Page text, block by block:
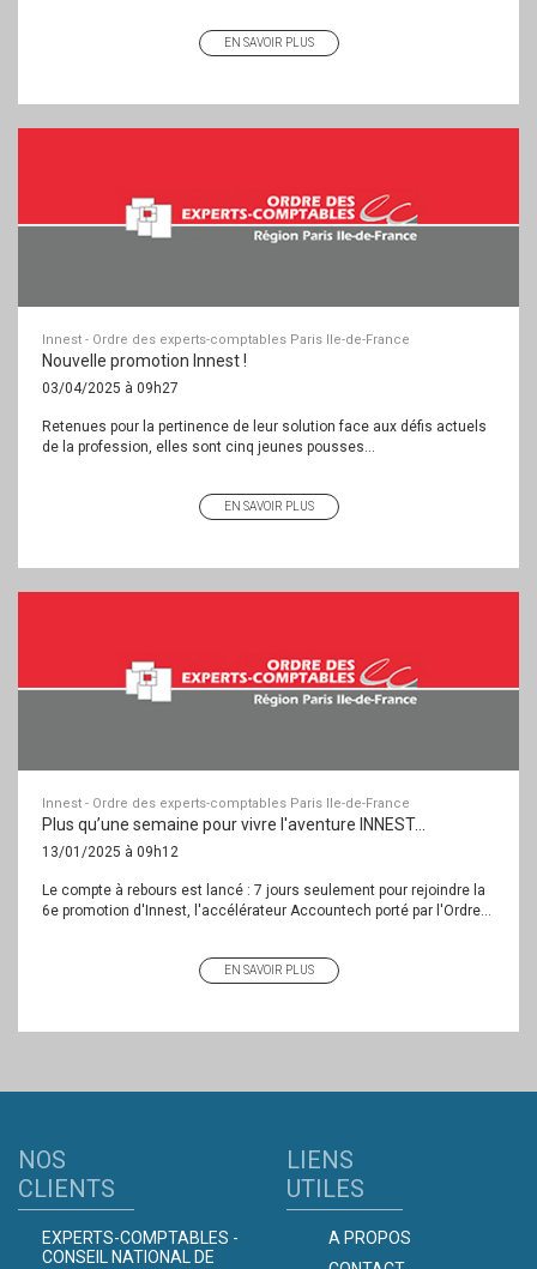
EN SAVOIR PLUS
Innest - Ordre des experts-comptables Paris Ile-de-France
Nouvelle promotion Innest !
03/04/2025 à 09h27
Retenues pour la pertinence de leur solution face aux défis actuels
de la profession, elles sont cinq jeunes pousses...
EN SAVOIR PLUS
Innest - Ordre des experts-comptables Paris Ile-de-France
Plus qu’une semaine pour vivre l'aventure INNEST…
13/01/2025 à 09h12
Le compte à rebours est lancé : 7 jours seulement pour rejoindre la
6e promotion d'Innest, l'accélérateur Accountech porté par l'Ordre...
EN SAVOIR PLUS
NOS
CLIENTS
EXPERTS-COMPTABLES -
CONSEIL NATIONAL DE
LIENS
UTILES
A PROPOS